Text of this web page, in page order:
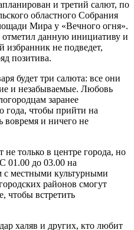
и третий салют, по
областного Собрания
Мира у «Вечного огня».
отметил данную инициативу и
избранник не подведет,
позитива.
будет три салюта: все они
и незабываемые. Любовь
заранее
года, чтобы прийти на
и ничего не
только в центре города, но
01.00 до 03.00 на
с местными культурными
районов смогут
чтобы встретить
халяв и других, кто любит